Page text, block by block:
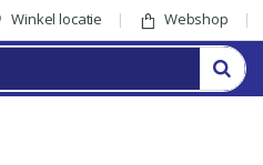
Winkel locatie Webshop